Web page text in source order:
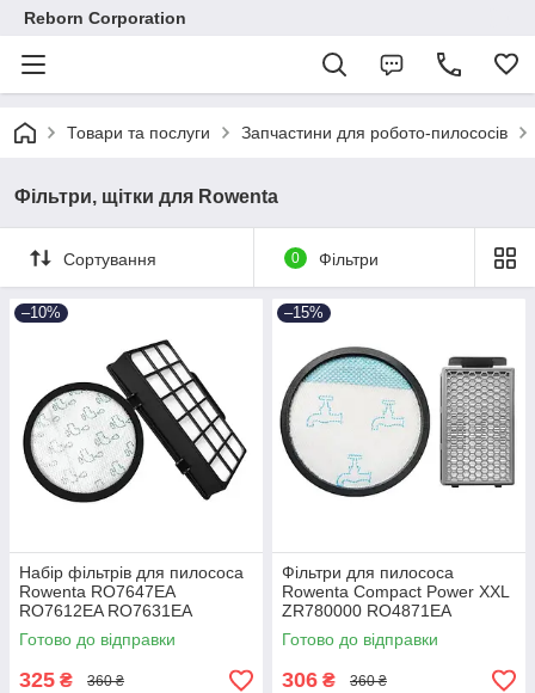
Reborn Corporation
Товари та послуги Запчастини для робото-пилососів
Фільтри, щітки для Rowenta
Сортування 0 Фільтри
–10%
Набір фільтрів для пилососа
Rowenta RO7647EA
RO7612EA RO7631EA
RO7643EA RO7673EA BEST
Готово до відправки
325 ₴ 360 ₴
–15%
Фільтри для пилососа
Rowenta Compact Power XXL
ZR780000 RO4871EA
RO4881EA RO4826EA (H523)
BEST
Готово до відправки
306 ₴ 360 ₴